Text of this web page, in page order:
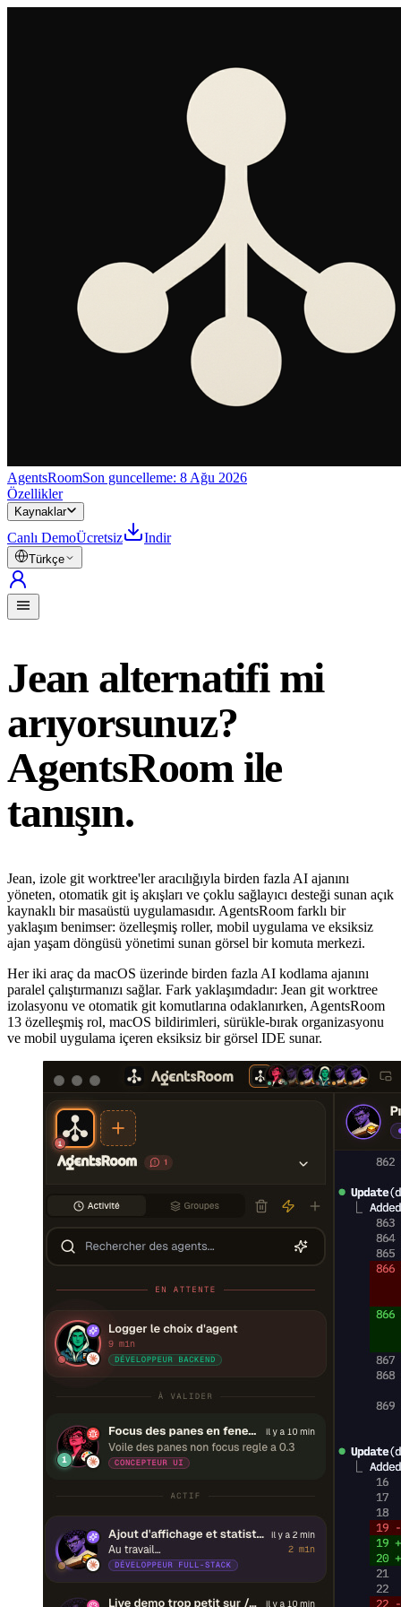
AgentsRoomSon guncelleme: 8 Ağu 2026
Özellikler
Kaynaklar
Canlı DemoÜcretsiz Indir
Türkçe
Jean alternatifi mi
arıyorsunuz?
AgentsRoom ile
tanışın.
Jean, izole git worktree'ler aracılığıyla birden fazla AI ajanını
yöneten, otomatik git iş akışları ve çoklu sağlayıcı desteği sunan açık
kaynaklı bir masaüstü uygulamasıdır. AgentsRoom farklı bir
yaklaşım benimser: özelleşmiş roller, mobil uygulama ve eksiksiz
ajan yaşam döngüsü yönetimi sunan görsel bir komuta merkezi.
Her iki araç da macOS üzerinde birden fazla AI kodlama ajanını
paralel çalıştırmanızı sağlar. Fark yaklaşımdadır: Jean git worktree
izolasyonu ve otomatik git komutlarına odaklanırken, AgentsRoom
13 özelleşmiş rol, macOS bildirimleri, sürükle-bırak organizasyonu
ve mobil uygulama içeren eksiksiz bir görsel IDE sunar.